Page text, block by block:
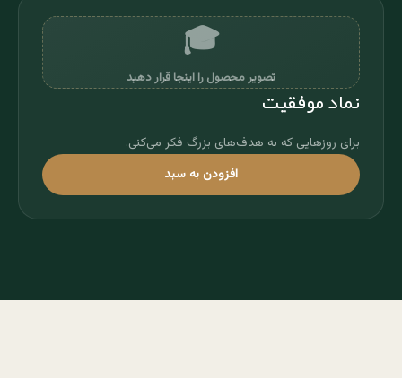
🎓
تصویر محصول را اینجا قرار دهید
نماد موفقیت
برای روزهایی که به هدف‌های بزرگ‌ فکر می‌کنی.
افزودن به سبد